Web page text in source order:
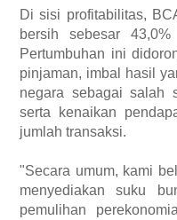
Di sisi profitabilitas,
bersih sebesar
Pertumbuhan ini
pinjaman, imbal hasil
negara sebagai salah
serta kenaikan
jumlah transaksi.
"Secara umum, kami
menyediakan suku
pemulihan